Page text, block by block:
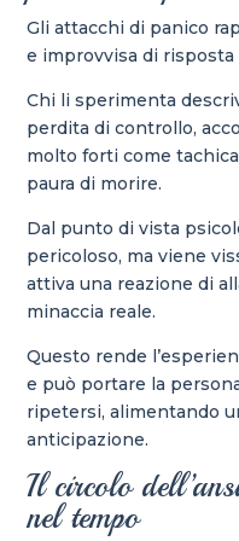
Gli attacchi di panico
e improvvisa di risposta
Chi li sperimenta
perdita di controllo,
molto forti come
paura di morire.
Dal punto di vista
pericoloso, ma viene
attiva una reazione di
minaccia reale.
Questo rende
e può portare la
ripetersi, alimentando
anticipazione.
Il circolo
nel tempo